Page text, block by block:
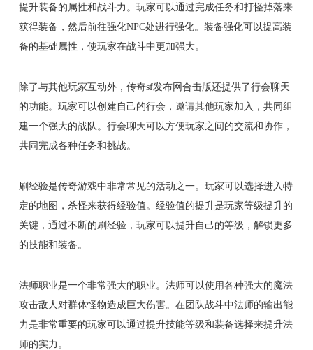
提升装备的属性和战斗力。玩家可以通过完成任务和打怪掉落来
获得装备，然后前往强化NPC处进行强化。装备强化可以提高装
备的基础属性，使玩家在战斗中更加强大。
除了与其他玩家互动外，传奇sf发布网合击版还提供了行会聊天
的功能。玩家可以创建自己的行会，邀请其他玩家加入，共同组
建一个强大的战队。行会聊天可以方便玩家之间的交流和协作，
共同完成各种任务和挑战。
刷经验是传奇游戏中非常常见的活动之一。玩家可以选择进入特
定的地图，杀怪来获得经验值。经验值的提升是玩家等级提升的
关键，通过不断的刷经验，玩家可以提升自己的等级，解锁更多
的技能和装备。
法师职业是一个非常强大的职业。法师可以使用各种强大的魔法
攻击敌人对群体怪物造成巨大伤害。在团队战斗中法师的输出能
力是非常重要的玩家可以通过提升技能等级和装备选择来提升法
师的实力。